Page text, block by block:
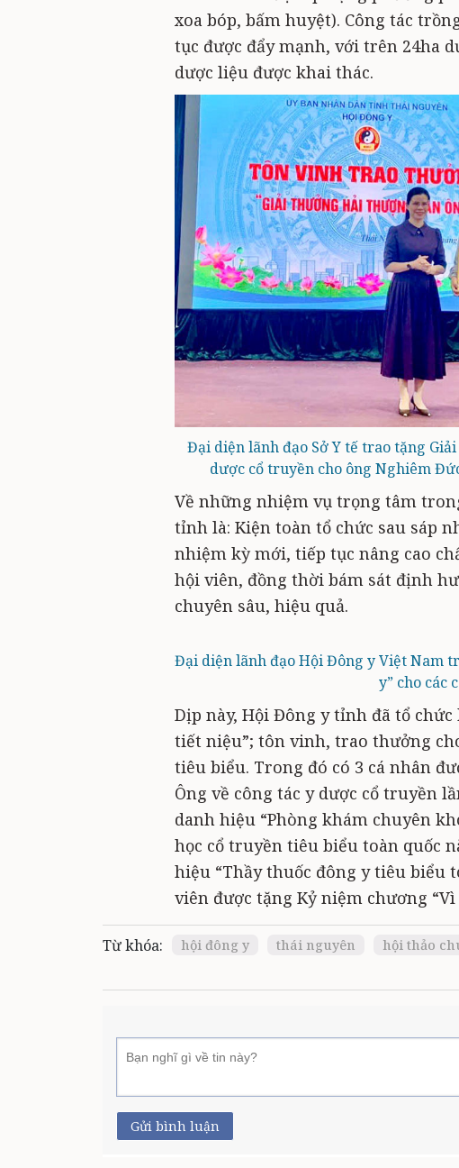
xoa bóp, bấm huyệt). Công tác
tục được đẩy mạnh, với trên 24ha
dược liệu được khai thác.
Đại diện lãnh đạo Sở Y tế trao tặng
dược cổ truyền cho ông Nghiêm
Về những nhiệm vụ trọng tâm
tỉnh là: Kiện toàn tổ chức sau sáp
nhiệm kỳ mới, tiếp tục nâng cao
hội viên, đồng thời bám sát định
chuyên sâu, hiệu quả.
Đại diện lãnh đạo Hội Đông y Việt Nam
y” cho các
Dịp này, Hội Đông y tỉnh đã tổ
tiết niệu”; tôn vinh, trao thưởng
tiêu biểu. Trong đó có 3 cá nhân
Ông về công tác y dược cổ truyền
danh hiệu “Phòng khám chuyên
học cổ truyền tiêu biểu toàn quốc
hiệu “Thầy thuốc đông y tiêu biểu
viên được tặng Kỷ niệm chương
Từ khóa: hội đông y thái nguyên hội thảo
Gửi bình luận